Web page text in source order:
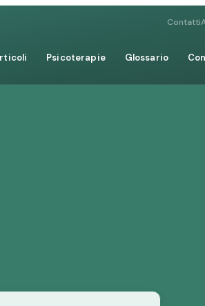
Contatti
Psicoterapie Glossario